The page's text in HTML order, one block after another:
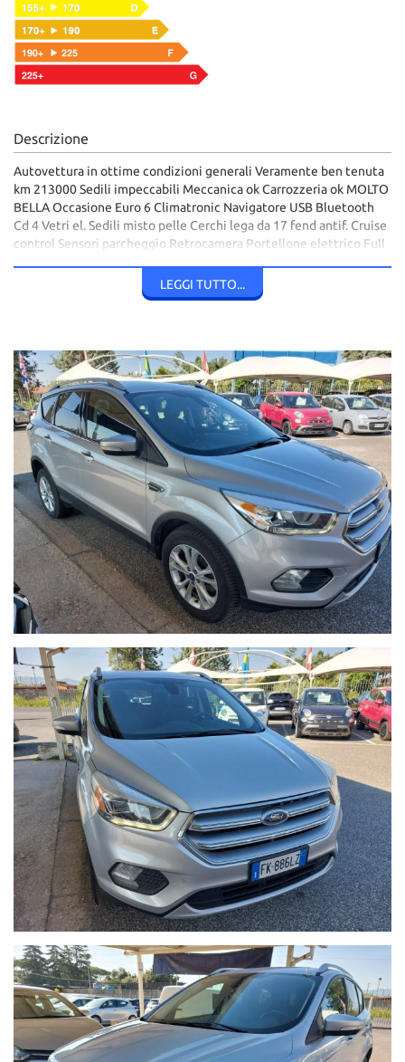
Descrizione
Autovettura in ottime condizioni generali Veramente ben tenuta
km 213000 Sedili impeccabili Meccanica ok Carrozzeria ok MOLTO
BELLA Occasione Euro 6 Climatronic Navigatore USB Bluetooth
Cd 4 Vetri el. Sedili misto pelle Cerchi lega da 17 fend antif. Cruise
control Sensori parcheggio Retrocamera Portellone elettrico Full
anticipo,Visibile in via tiburtina al km 21,800 tivoli terme(bagni di
tivoli) telefono 0774532388 0774378915 335369636
incongruenze degli annunci dovuti ad allestimento optional di
serie e non.
LEGGI TUTTO...